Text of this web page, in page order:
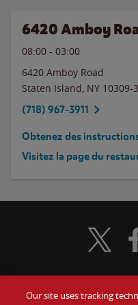
6420 Amboy
08:00 - 03:00
6420 Amboy Road
Staten Island, NY 10309-
(718) 967-3911
Obtenez des
Visitez la page du
Visit
Our site uses tracking